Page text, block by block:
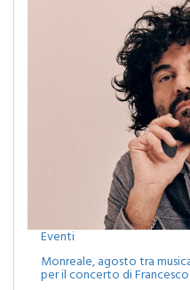
Eventi
Monreale, agosto tra
per il concerto di